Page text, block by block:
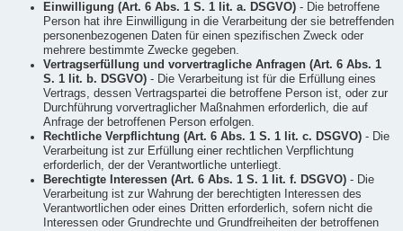
Einwilligung (Art. 6 Abs. 1 S. 1 lit. a. DSGVO)- Die betroffene
Person hat ihre Einwilligung in die Verarbeitung der sie betreffenden
personenbezogenen Daten für einen spezifischen Zweck oder
mehrere bestimmte Zwecke gegeben.
Vertragserfüllung und vorvertragliche Anfragen (Art. 6 Abs. 1
S. 1 lit. b. DSGVO)- Die Verarbeitung ist für die Erfüllung eines
Vertrags, dessen Vertragspartei die betroffene Person ist, oder zur
Durchführung vorvertraglicher Maßnahmen erforderlich, die auf
Anfrage der betroffenen Person erfolgen.
Rechtliche Verpflichtung (Art. 6 Abs. 1 S. 1 lit. c. DSGVO)- Die
Verarbeitung ist zur Erfüllung einer rechtlichen Verpflichtung
erforderlich, der der Verantwortliche unterliegt.
Berechtigte Interessen (Art. 6 Abs. 1 S. 1 lit. f. DSGVO)- Die
Verarbeitung ist zur Wahrung der berechtigten Interessen des
Verantwortlichen oder eines Dritten erforderlich, sofern nicht die
Interessen oder Grundrechte und Grundfreiheiten der betroffenen